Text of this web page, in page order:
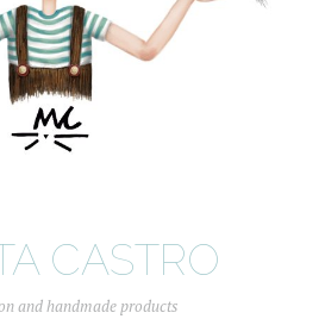
CASTRO
and handmade products